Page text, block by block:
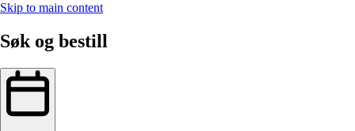
Skip to main content
Søk og bestill